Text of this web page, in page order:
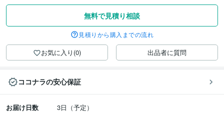
無料で見積り相談
見積りから購入までの流れ
お気に入り(0) 出品者に質問
ココナラの安心保証
お届け日数
3日（予定）